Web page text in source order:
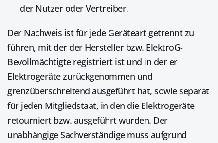
der Nutzer oder Vertreiber.
Der Nachweis ist für jede Geräteart getrennt zu
führen, mit der der Hersteller bzw. ElektroG-
Bevollmächtigte registriert ist und in der er
Elektrogeräte zurückgenommen und
grenzüberschreitend ausgeführt hat, sowie separat
für jeden Mitgliedstaat, in den die Elektrogeräte
retourniert bzw. ausgeführt wurden. Der
unabhängige Sachverständige muss aufgrund